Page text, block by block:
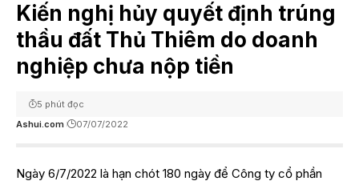
Kiến nghị hủy quyết định trúng
thầu đất Thủ Thiêm do doanh
nghiệp chưa nộp tiền
Ashui.com 07/07/2022
5 phút đọc
Ngày 6/7/2022 là hạn chót 180 ngày để Công ty cổ phần